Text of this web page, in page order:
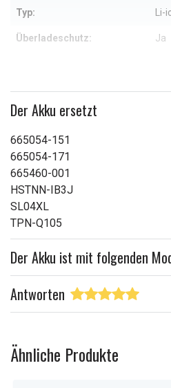
Typ: Li-
Überladeschutz: Ja
Kapazität:
Der Akku ersetzt
665054-151
665054-171
665460-001
HSTNN-IB3J
SL04XL
TPN-Q105
Der Akku ist mit folgenden
Antworten
Ähnliche Produkte